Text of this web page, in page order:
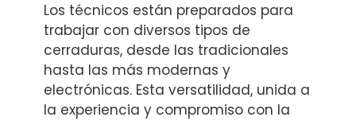
Los técnicos están preparados para
trabajar con diversos tipos de
cerraduras, desde las tradicionales
hasta las más modernas y
electrónicas. Esta versatilidad, unida a
la experiencia y compromiso con la